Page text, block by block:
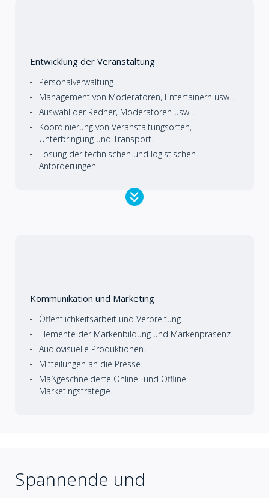
Entwicklung der Veranstaltung
Personalverwaltung.
Management von Moderatoren, Entertainern usw…
Auswahl der Redner, Moderatoren usw…
Koordinierung von Veranstaltungsorten,
Unterbringung und Transport.
Lösung der technischen und logistischen
Anforderungen
Kommunikation und Marketing
Öffentlichkeitsarbeit und Verbreitung.
Elemente der Markenbildung und Markenpräsenz.
Audiovisuelle Produktionen.
Mitteilungen an die Presse.
Maßgeschneiderte Online- und Offline-
Marketingstrategie.
Spannende und